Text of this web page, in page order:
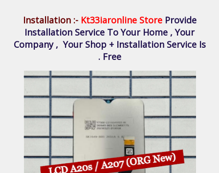
Installation :- Kt33iaronline StoreProvide
Installation Service To Your Home , Your
Company , Your Shop + Installation Service Is
Free .